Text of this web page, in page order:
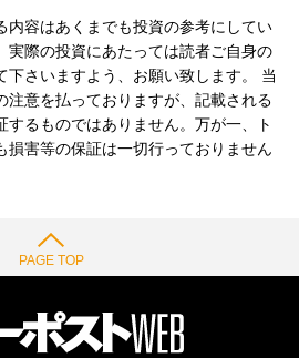
内容はあくまでも投資の参考にしてい
実際の投資にあたっては読者ご自身の
下さいますよう、お願い致します。 当
注意を払っておりますが、記載される
するものではありません。万が一、ト
損害等の保証は一切行っておりません
PAGE TOP